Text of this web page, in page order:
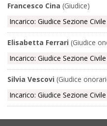
Francesco Cina (Giudice)
Incarico: Giudice Sezione Civile
Elisabetta Ferrari (Giudice
Incarico: Giudice Sezione Civile
Silvia Vescovi (Giudice
Incarico: Giudice Sezione Civile